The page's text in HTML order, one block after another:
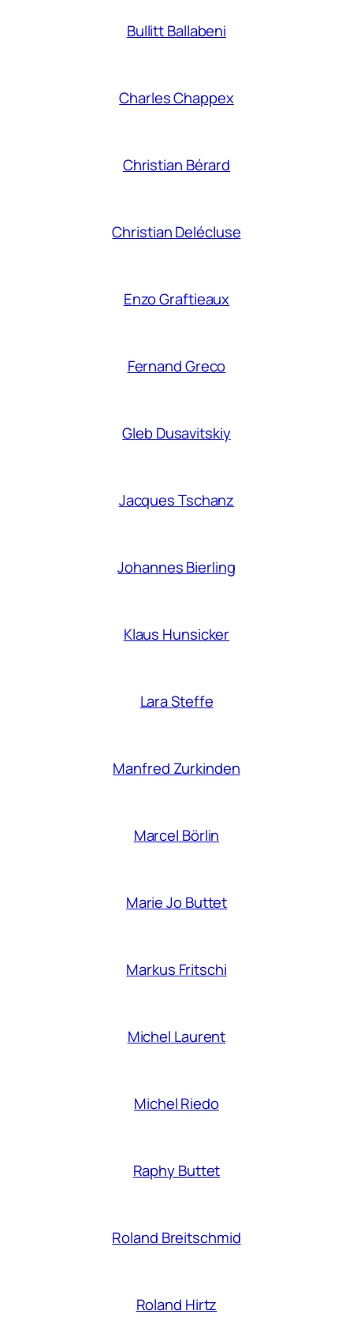
Bullitt Ballabeni
Charles Chappex
Christian Bérard
Christian Delécluse
Enzo Graftieaux
Fernand Greco
Gleb Dusavitskiy
Jacques Tschanz
Johannes Bierling
Klaus Hunsicker
Lara Steffe
Manfred Zurkinden
Marcel Börlin
Marie Jo Buttet
Markus Fritschi
Michel Laurent
Michel Riedo
Raphy Buttet
Roland Breitschmid
Roland Hirtz